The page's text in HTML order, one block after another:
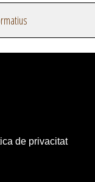
de privacitat